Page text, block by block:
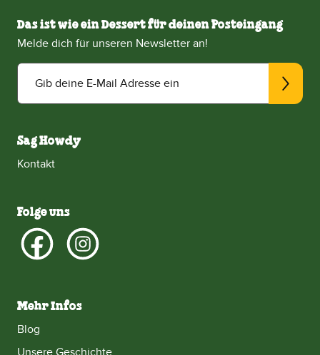
Das ist wie ein Dessert für deinen Posteingang
Melde dich für unseren Newsletter an!
Gib deine E-Mail Adresse ein
Sag Howdy
Kontakt
Folge uns
Mehr Infos
Blog